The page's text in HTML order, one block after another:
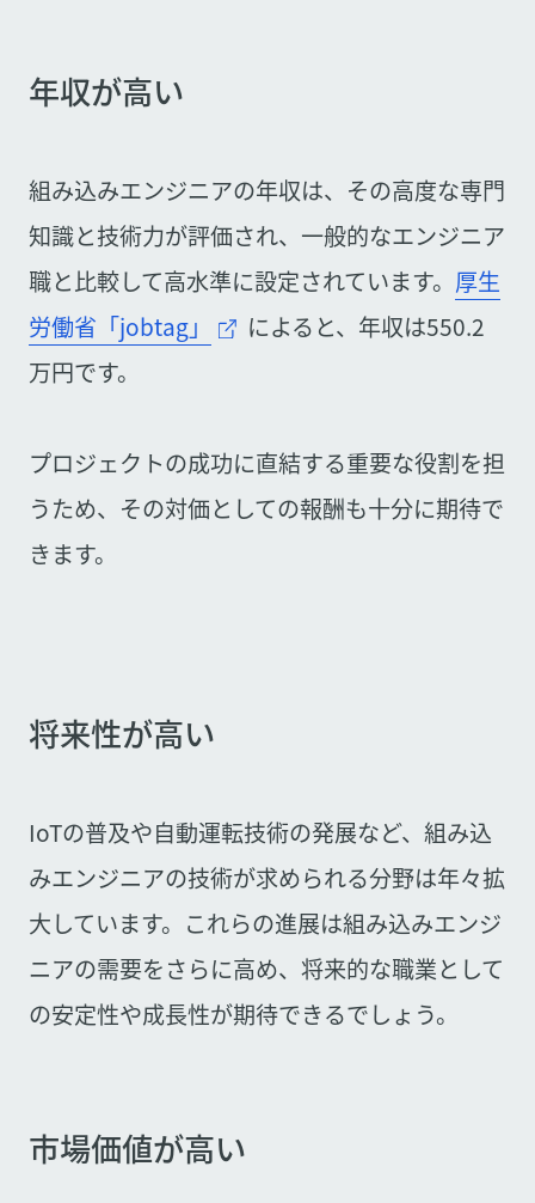
年収が高い
組み込みエンジニアの年収は、その高度な専門
知識と技術力が評価され、一般的なエンジニア
職と比較して高水準に設定されています。 厚生
労働省「jobtag」
によると、年収は550.2
万円です。
プロジェクトの成功に直結する重要な役割を担
うため、その対価としての報酬も十分に期待で
きます。
将来性が高い
IoTの普及や自動運転技術の発展など、組み込
みエンジニアの技術が求められる分野は年々拡
大しています。これらの進展は組み込みエンジ
ニアの需要をさらに高め、将来的な職業として
の安定性や成長性が期待できるでしょう。
市場価値が高い